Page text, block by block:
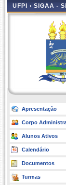
UFPI › SIGAA -
Apresentação
Corpo
Alunos Ativos
Calendário
Documentos
Turmas